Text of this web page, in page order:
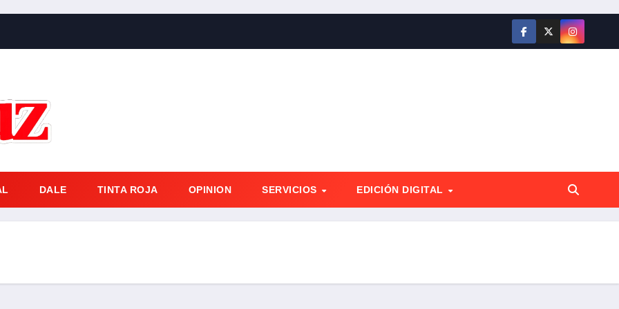
DALE TINTA ROJA OPINION SERVICIOS EDICIÓN DIGITAL